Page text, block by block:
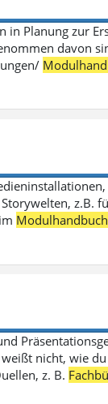
in Planung zur
davon
z.B.
Modulhandbuch
nicht, wie
z. B.